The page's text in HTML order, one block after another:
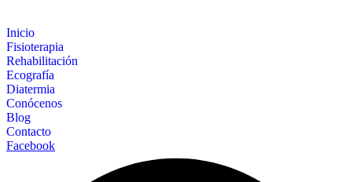
Inicio
Fisioterapia
Rehabilitación
Ecografía
Diatermia
Conócenos
Blog
Contacto
Facebook